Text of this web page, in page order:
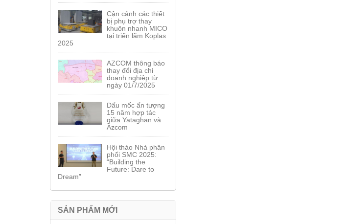
Cận cảnh các thiết
bị phụ trợ thay
khuôn nhanh MICO
tại triển lãm Koplas
2025
AZCOM thông báo
thay đổi địa chỉ
doanh nghiệp từ
ngày 01/7/2025
Dấu mốc ấn tượng
15 năm hợp tác
giữa Yataghan và
Azcom
Hội thảo Nhà phân
phối SMC 2025:
“Building the
Future: Dare to
Dream”
SẢN PHẨM MỚI